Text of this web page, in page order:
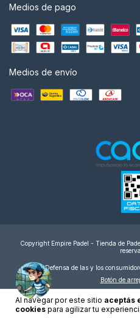
Al navegar por este sitio aceptás
cookies para agilizar tu
Medios de pago
Medios de envío
Copyright Empire Padel - Tienda de
Defensa de las y los
Botón de